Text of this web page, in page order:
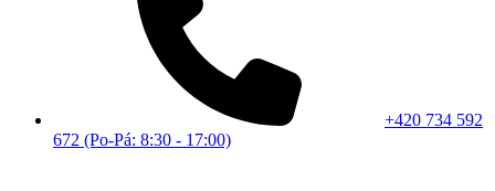
+420 734 592
672 (Po-Pá: 8:30 - 17:00)